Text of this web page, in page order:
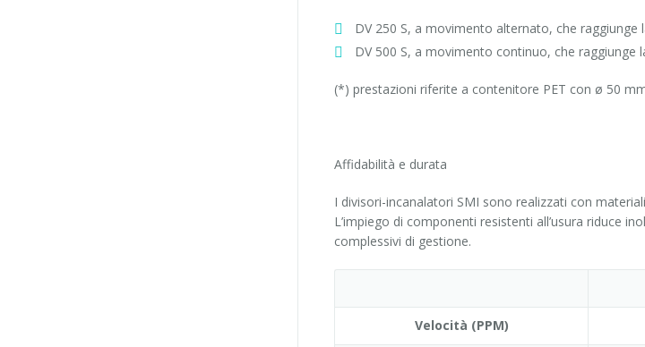
DV 250 S, a movimento alternato, che
DV 500 S, a movimento continuo, che
(*) prestazioni riferite a contenitore PET con ø 50
Affidabilità e durata
I divisori-incanalatori SMI sono realizzati con
L’impiego di componenti resistenti all’usura riduce
complessivi di gestione.
Velocità (PPM)